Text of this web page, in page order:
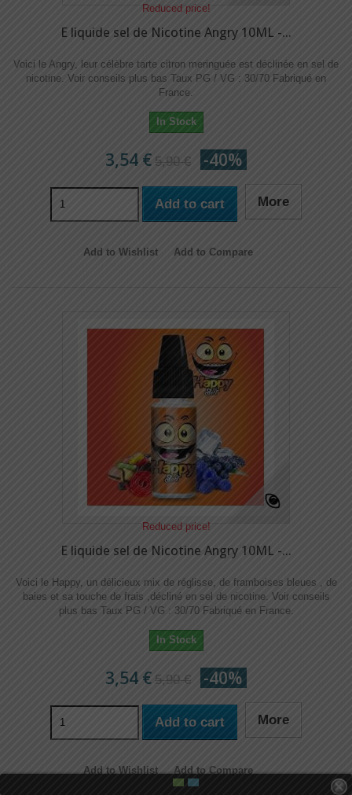
Reduced price!
E liquide sel de Nicotine Angry 10ML -...
Voici le Angry, leur célèbre tarte citron meringuée est déclinée en sel de
nicotine.​​ Voir conseils plus bas Taux PG / VG : 30/70 Fabriqué en
France.
In Stock
3,54 € 5,90 € -40%
Add to cart More
Add to Wishlist Add to Compare
Reduced price!
E liquide sel de Nicotine Angry 10ML -...
Voici le Happy, un délicieux mix de réglisse, de framboises bleues , de
baies et sa touche de frais ,décliné en sel de nicotine.​​ Voir conseils
plus bas Taux PG / VG : 30/70 Fabriqué en France.
In Stock
3,54 € 5,90 € -40%
Add to cart More
Add to Wishlist Add to Compare